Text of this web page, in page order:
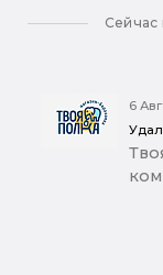
Сейчас
6 Авг